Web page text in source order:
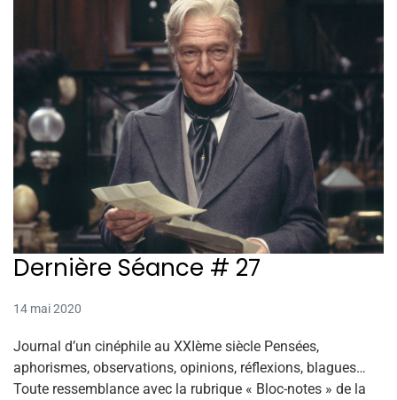
Dernière Séance # 27
14 mai 2020
Journal d’un cinéphile au XXIème siècle Pensées,
aphorismes, observations, opinions, réflexions, blagues…
Toute ressemblance avec la rubrique « Bloc-notes » de la